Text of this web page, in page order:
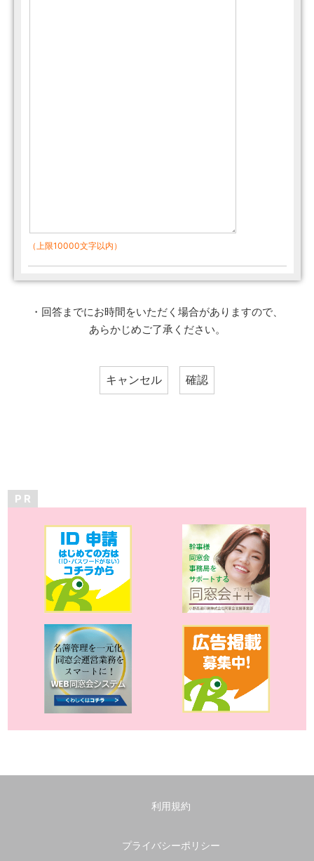
（上限10000文字以内）
・回答までにお時間をいただく場合がありますので、
あらかじめご了承ください。
P R
利用規約
プライバシーポリシー